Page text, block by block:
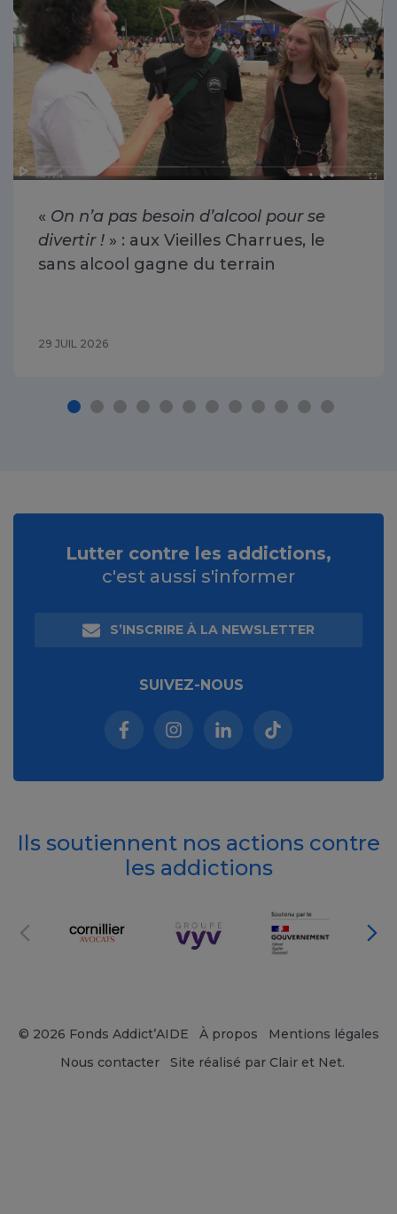
« On n’a pas besoin d’alcool pour se
divertir ! » : aux Vieilles Charrues, le
sans alcool gagne du terrain
29 JUIL 2026
Lutter contre les addictions,
c'est aussi s'informer
S’INSCRIRE À LA NEWSLETTER
SUIVEZ-NOUS
Facebook (nouvelle fenêtre)
Instagram (nouvelle fenêtre)
Linkedin (nouvelle
Tiktok (nouvelle
Ils soutiennent nos actions contre
les addictions
© 2026 Fonds Addict’AIDE À propos
Mentions légales
Nous contacter
Site réalisé par Clair et Net.